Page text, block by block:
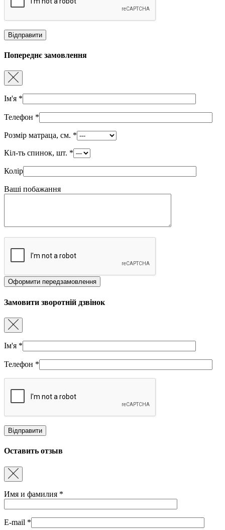
Попереднє замовлення
Ім'я *
Телефон *
Розмір матраца, см. *
Кіл-ть спинок, шт. *
Колір
Ваші побажання
Замовити зворотній дзвінок
Ім'я *
Телефон *
Оставить отзыв
Имя и фамилия *
E-mail *